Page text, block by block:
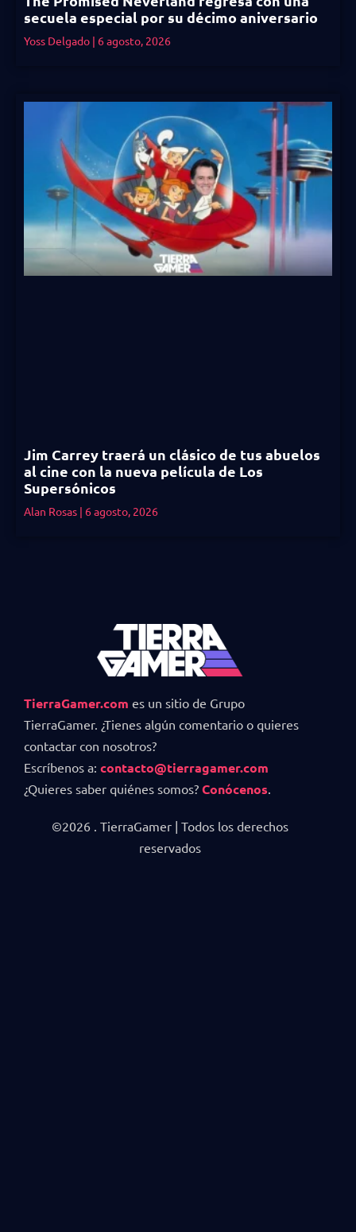
secuela especial por su décimo aniversario
Yoss Delgado 6 agosto, 2026
Jim Carrey traerá un clásico de tus abuelos
al cine con la nueva película de Los
Supersónicos
Alan Rosas 6 agosto, 2026
TierraGamer.com es un sitio de Grupo
TierraGamer. ¿Tienes algún comentario o quieres
contactar con nosotros?
Escríbenos a: contacto@tierragamer.com
¿Quieres saber quiénes somos? Conócenos.
©2026 . TierraGamer | Todos los derechos
reservados